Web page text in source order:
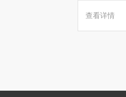
查看详情